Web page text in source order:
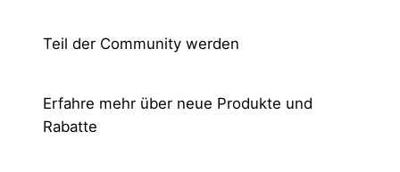
Teil der Community werden
Erfahre mehr über neue Produkte und
Rabatte